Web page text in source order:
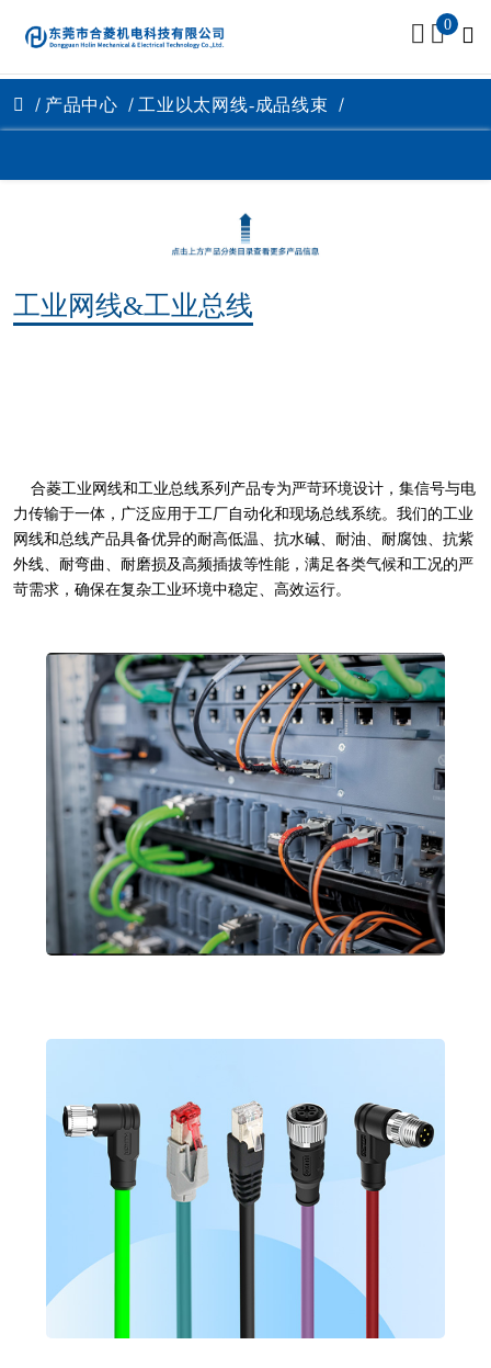
0
产品中心 工业以太网线-成品线束
工业网线&工业总线
合菱工业网线和工业总线系列产品专为严苛环境设计，集信号与电
力传输于一体，广泛应用于工厂自动化和现场总线系统。我们的工业
网线和总线产品具备优异的耐高低温、抗水碱、耐油、耐腐蚀、抗紫
外线、耐弯曲、耐磨损及高频插拔等性能，满足各类气候和工况的严
苛需求，确保在复杂工业环境中稳定、高效运行。